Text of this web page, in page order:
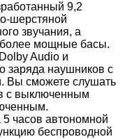
9,2
шерстяной
звучания, а
более мощные басы.
Audio и
заряда наушников с
Вы сможете слушать
с выключенным
5 часов автономной
беспроводной